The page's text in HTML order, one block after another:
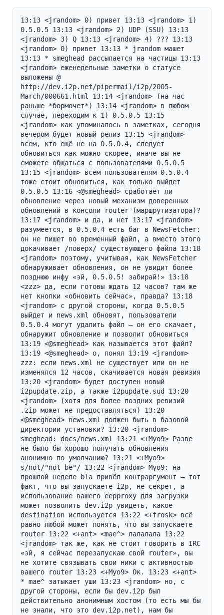
13:13 <jrandom> 0) привет 13:13 <jrandom> 1)
0.5.0.5 13:13 <jrandom> 2) UDP (SSU) 13:13
<jrandom> 3) Q 13:13 <jrandom> 4) ??? 13:13
<jrandom> 0) привет 13:13 * jrandom машет
13:13 * smeghead рассыпается на частицы 13:13
<jrandom> еженедельные заметки о статусе
выложены @
http://dev.i2p.net/pipermail/i2p/2005-
March/000661.html 13:14 <jrandom> (на час
раньше *бормочет*) 13:14 <jrandom> в любом
случае, переходим к 1) 0.5.0.5 13:15
<jrandom> как упоминалось в заметках, сегодня
вечером будет новый релиз 13:15 <jrandom>
всем, кто ещё не на 0.5.0.4, следует
обновиться как можно скорее, иначе вы не
сможете общаться с пользователями 0.5.0.5
13:15 <jrandom> всем пользователям 0.5.0.4
тоже стоит обновиться, как только выйдет
0.5.0.5 13:16 <@smeghead> сработает ли
обновление через новый механизм доверенных
обновлений в консоли router (маршрутизатора)?
13:17 <jrandom> и да, и нет 13:17 <jrandom>
разумеется, в 0.5.0.4 есть баг в NewsFetcher:
он не пишет во временный файл, а вместо этого
докачивает /поверх/ существующего файла 13:18
<jrandom> поэтому, учитывая, как NewsFetcher
обнаруживает обновления, он не увидит более
позднюю инфу «эй, 0.5.0.5! забирай!» 13:18
<zzz> да, если готовы ждать 12 часов? там же
нет кнопки «обновить сейчас», правда? 13:18
<jrandom> с другой стороны, когда 0.5.0.5
выйдет и news.xml обновят, пользователи
0.5.0.4 могут удалить файл — он его скачает,
обнаружит обновление и позволит обновиться
13:19 <@smeghead> как называется этот файл?
13:19 <@smeghead> о, понял 13:19 <jrandom>
zzz: если news.xml не существует или он не
изменялся 12 часов, скачивается новая ревизия
13:20 <jrandom> будет доступен новый
i2pupdate.zip, а также i2pupdate.sud 13:20
<jrandom> (хотя для более поздних ревизий
.zip может не предоставляться) 13:20
<@smeghead> news.xml должен быть в базовой
директории установки? 13:20 <jrandom>
smeghead: docs/news.xml 13:21 <+Myo9> Разве
не было бы хорошо получать обновления
анонимно по умолчанию? 13:21 <+Myo9>
s/not/"not be"/ 13:22 <jrandom> Myo9: на
прошлой неделе bla привёл контраргумент — тот
факт, что вы запускаете i2p, не секрет, а
использование вашего eepproxy для загрузки
может позволить dev.i2p увидеть, какое
destination используется 13:22 <+frosk> всё
равно любой может понять, что вы запускаете
router 13:22 <+ant> <mae^> лалалала 13:22
<jrandom> так же, как не стоит говорить в IRC
«эй, я сейчас перезапускаю свой router», вы
не хотите связывать свои ники с активностью
вашего router 13:23 <+Myo9> Ок. 13:23 <+ant>
* mae^ затыкает уши 13:23 <jrandom> но, с
другой стороны, если бы dev.i2p был
действительно анонимным хостом (то есть мы бы
не знали, что это dev.i2p.net), нам бы